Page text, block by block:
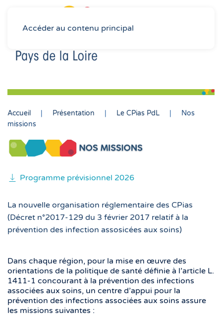
Accéder au contenu principal
Accueil Présentation Le CPias PdL
Nos
missions
Programme prévisionnel 2026
La nouvelle organisation réglementaire des CPias
(Décret n°2017-129 du 3 février 2017 relatif à la
prévention des infection assosicées aux soins)
Dans chaque région, pour la mise en œuvre des
orientations de la politique de santé définie à l’article L.
1411-1 concourant à la prévention des infections
associées aux soins, un centre d’appui pour la
prévention des infections associées aux soins assure
les missions suivantes :